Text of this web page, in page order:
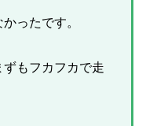
ったです。
もフカフカで走